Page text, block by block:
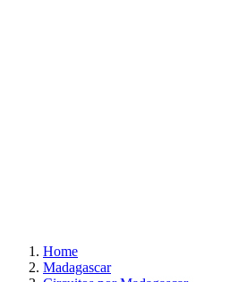
Home
Madagascar